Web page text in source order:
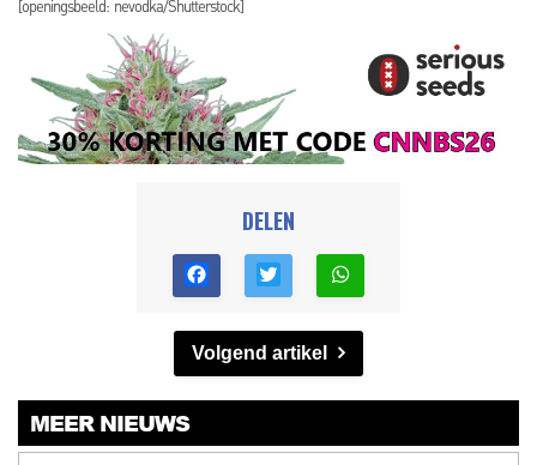
[openingsbeeld: nevodka/Shutterstock]
DELEN
Volgend artikel
MEER NIEUWS